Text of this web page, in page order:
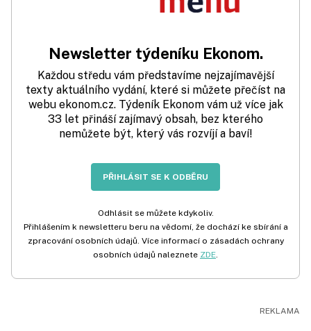
Newsletter týdeníku Ekonom.
Každou středu vám představíme nejzajímavější
texty aktuálního vydání, které si můžete přečíst na
webu ekonom.cz. Týdeník Ekonom vám už více jak
33 let přináší zajímavý obsah, bez kterého
nemůžete být, který vás rozvíjí a baví!
PŘIHLÁSIT SE K ODBĚRU
Odhlásit se můžete kdykoliv.
Přihlášením k newsletteru beru na vědomí, že dochází ke sbírání a
zpracování osobních údajů. Více informací o zásadách ochrany
osobních údajů naleznete ZDE.